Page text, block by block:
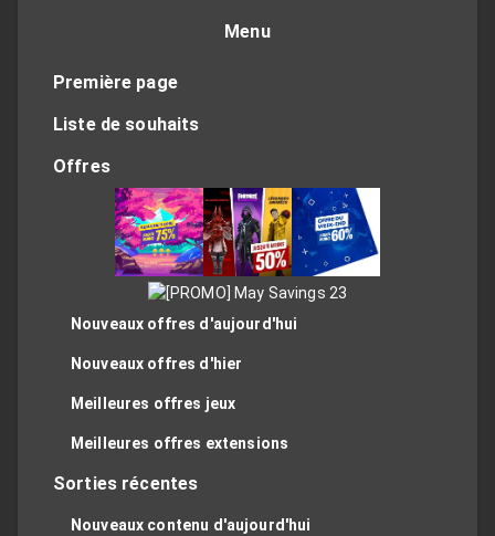
Menu
Première page
Liste de souhaits
Offres
Nouveaux offres d'aujourd'hui
Nouveaux offres d'hier
Meilleures offres jeux
Meilleures offres extensions
Sorties récentes
Nouveaux contenu d'aujourd'hui